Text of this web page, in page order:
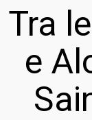
Tra
e